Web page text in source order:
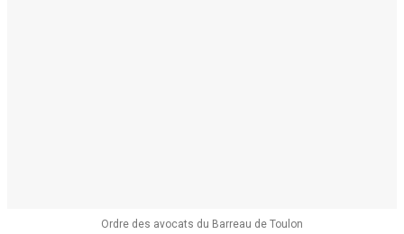
Ordre des avocats du Barreau de Toulon